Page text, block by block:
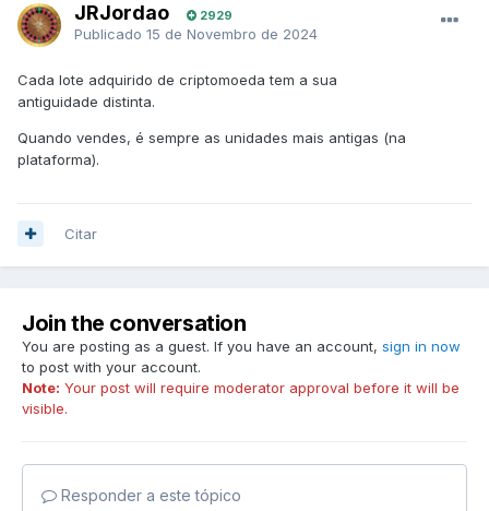
JRJordao 2929
Publicado 15 de Novembro de 2024
Cada lote adquirido de criptomoeda tem a sua
antiguidade distinta.
Quando vendes, é sempre as unidades mais antigas (na
plataforma).
Citar
Join the conversation
You are posting as a guest. If you have an account, sign in now
to post with your account.
Note: Your post will require moderator approval before it will be
visible.
Responder a este tópico